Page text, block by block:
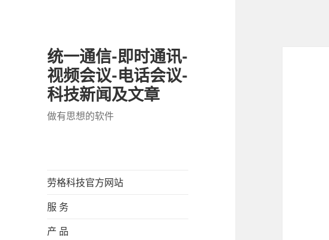
统一通信-即时通讯-
视频会议-电话会议-
科技新闻及文章
做有思想的软件
劳格科技官方网站
服 务
产 品